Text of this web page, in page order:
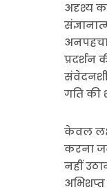
अदृश्य
प्रदर्शन
गति की
केवल
करना
नहीं